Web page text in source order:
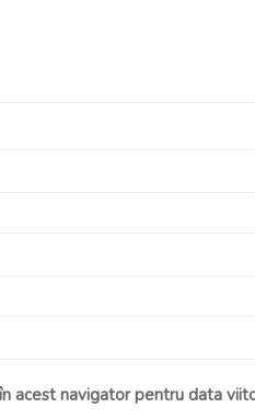
acest navigator pentru data